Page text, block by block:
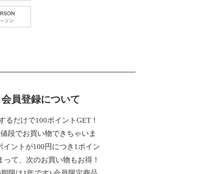
会員登録について
るだけで100ポイントGET！
段でお買い物できちゃいま
イントが100円につき1ポイン
って、次のお買い物もお得！